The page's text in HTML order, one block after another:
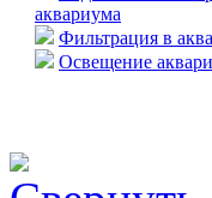
аквариума
Фильтрация в
Освещение